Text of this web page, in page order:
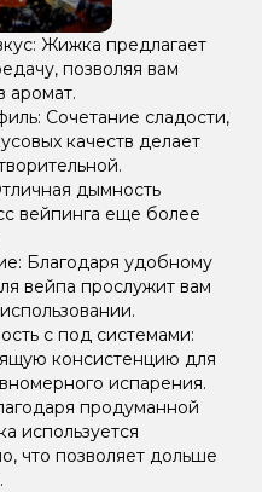
Жижка предлагает
позволяя вам
аромат.
Сочетание сладости,
качеств делает
дымность
вейпинга еще более
Благодаря удобному
вейпа прослужит вам
с под системами:
консистенцию для
испарения.
продуманной
используется
что позволяет дольше